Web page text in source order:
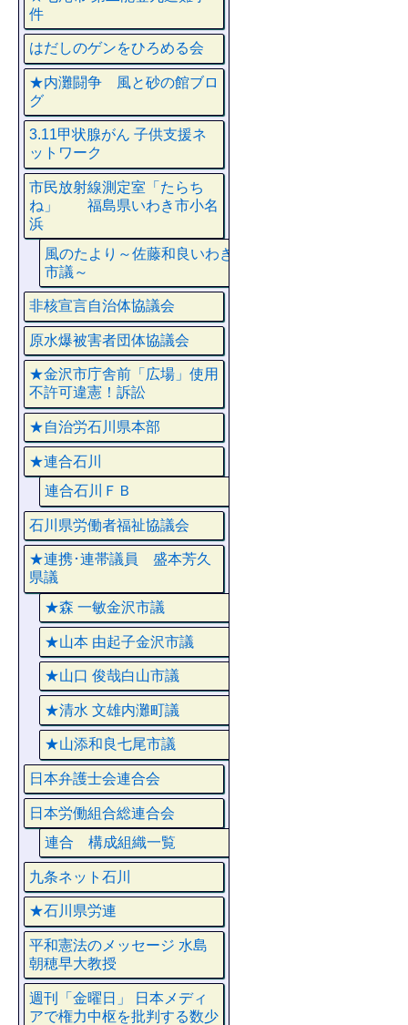
件
はだしのゲンをひろめる会
★内灘闘争 風と砂の館ブロ
グ
3.11甲状腺がん 子供支援ネ
ットワーク
市民放射線測定室「たらち
ね」 福島県いわき市小名
浜
風のたより～佐藤和良いわき
市議～
非核宣言自治体協議会
原水爆被害者団体協議会
★金沢市庁舎前「広場」使用
不許可違憲！訴訟
★自治労石川県本部
★連合石川
連合石川ＦＢ
石川県労働者福祉協議会
★連携･連帯議員 盛本芳久
県議
★森 一敏金沢市議
★山本 由起子金沢市議
★山口 俊哉白山市議
★清水 文雄内灘町議
★山添和良七尾市議
日本弁護士会連合会
日本労働組合総連合会
連合 構成組織一覧
九条ネット石川
★石川県労連
平和憲法のメッセージ 水島
朝穂早大教授
週刊「金曜日」 日本メディ
アで権力中枢を批判する数少